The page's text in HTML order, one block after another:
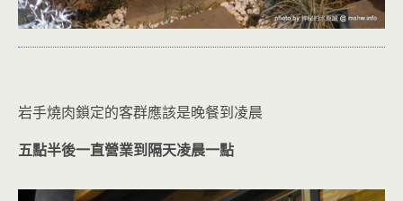
岩手燒肉鎖定的客群應該是晚餐到凌晨
五點半後一直營業到隔天凌晨一點